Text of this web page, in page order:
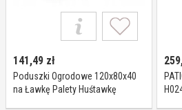
141,49 zł
Poduszki Ogrodowe 120x80x40
na Ławkę Palety Huśtawkę